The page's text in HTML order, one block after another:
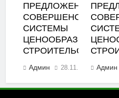
ПРЕДЛОЖЕНИЯ ПО
СИСТЕМЫ
ЦЕНООБРАЗОВАНИЯ
СТРОИТЕЛЬСТВЕ
Админ 28.11.2023 0
Админ